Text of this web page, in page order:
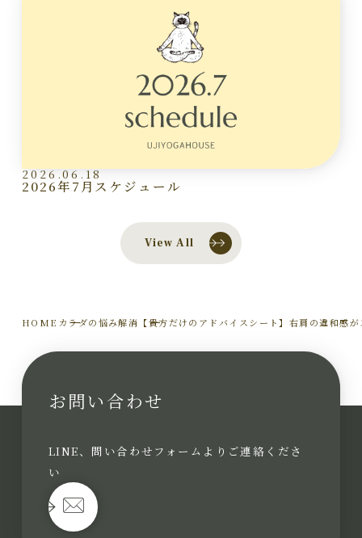
2026.06.18
2026年7月スケジュール
View All
HOME カラダの悩み解消 【貴方だけのアドバイスシート】右肩の違和感
お問い合わせ
LINE、問い合わせフォームよりご連絡くださ
い